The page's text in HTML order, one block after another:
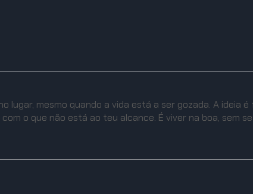
lugar, mesmo quando a vida está a ser gozada. A ideia
o que não está ao teu alcance. É viver na boa, sem